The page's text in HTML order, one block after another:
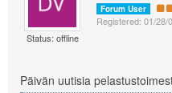
Status: offline
Forum User
Registered: 01/28/
Päivän uutisia